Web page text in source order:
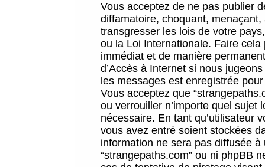
Vous acceptez de ne pas publier
diffamatoire, choquant,
transgresser les lois de votre
ou la Loi Internationale. Faire
immédiat et de manière
d’Accès à Internet si nous
les messages est enregistrée
Vous acceptez que
ou verrouiller n’importe quel sujet
nécessaire. En tant qu’utilisateur
vous avez entré soient stockées
information ne sera pas diffusée
“strangepaths.com” ou ni phpBB